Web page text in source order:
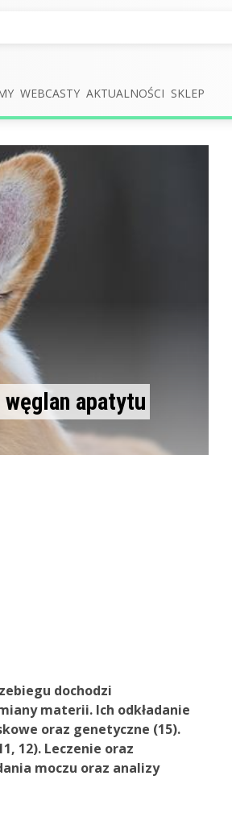
WEBCASTY AKTUALNOŚCI SKLEP
apatytu
dochodzi
materii. Ich odkładanie
oraz genetyczne (15).
12). Leczenie oraz
moczu oraz analizy